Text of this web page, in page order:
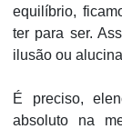
equilíbrio,
ter para ser.
ilusão ou
É preciso,
absoluto na